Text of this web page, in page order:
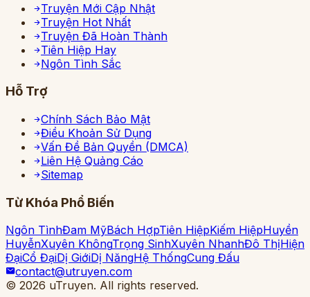
Truyện Mới Cập Nhật
Truyện Hot Nhất
Truyện Đã Hoàn Thành
Tiên Hiệp Hay
Ngôn Tình Sắc
Hỗ Trợ
Chính Sách Bảo Mật
Điều Khoản Sử Dụng
Vấn Đề Bản Quyền (DMCA)
Liên Hệ Quảng Cáo
Sitemap
Từ Khóa Phổ Biến
Ngôn TìnhĐam MỹBách HợpTiên HiệpKiếm HiệpHuyền
HuyễnXuyên KhôngTrọng SinhXuyên NhanhĐô ThịHiện
ĐạiCổ ĐạiDị GiớiDị NăngHệ ThốngCung Đấu
contact@utruyen.com
© 2026 uTruyen. All rights reserved.